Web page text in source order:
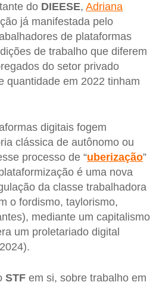
do DIEESE, Adriana
já manifestada pelo
de plataformas
de trabalho que diferem
do setor privado
quantidade em 2022 tinham
digitais fogem
clássica de autônomo ou
processo de “uberização”
é uma nova
da classe trabalhadora
o fordismo, taylorismo,
mediante um capitalismo
um proletariado digital
STF em si, sobre trabalho em